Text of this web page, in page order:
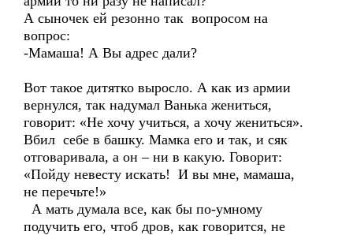
А сыночек ей резонно так вопросом на
вопрос:
-Мамаша! А Вы адрес дали?
Вот такое дитятко выросло. А как из армии
вернулся, так надумал Ванька жениться,
говорит: «Не хочу учиться, а хочу жениться».
Вбил себе в башку. Мамка его и так, и сяк
отговаривала, а он – ни в какую. Говорит:
«Пойду невесту искать! И вы мне, мамаша,
не перечьте!»
А мать думала все, как бы по-умному
подучить его, чтоб дров, как говорится, не